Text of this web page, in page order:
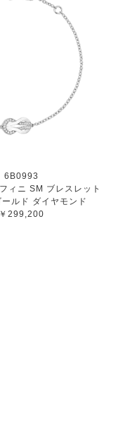
6B0993
ィニ SM ブレスレット
ルド ダイヤモンド
￥299,200